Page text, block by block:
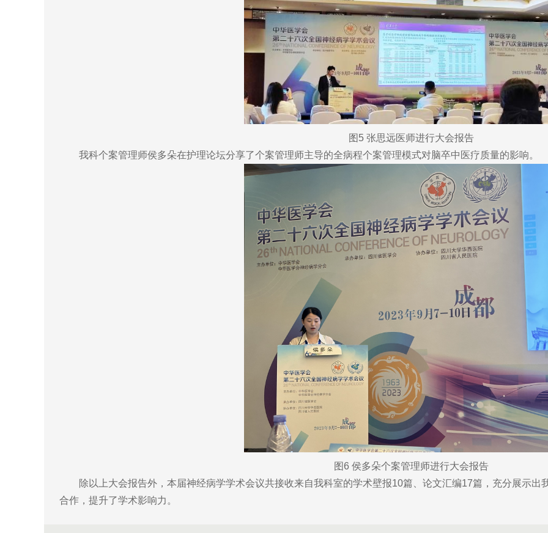
图5 张思远医师进行大会报告
我科个案管理师侯多朵在护理论坛分享了个案管理师主导的全病程个案管理模式对脑卒中医疗质量的影响。
图6 侯多朵个案管理师进行大会报告
除以上大会报告外，本届神经病学学术会议共接收来自我科室的学术壁报10篇、论文汇编17篇，充分展示出
合作，提升了学术影响力。